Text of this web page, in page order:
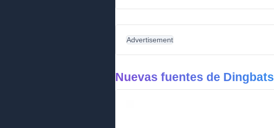
Advertisement
Nuevas fuentes de Dingbats